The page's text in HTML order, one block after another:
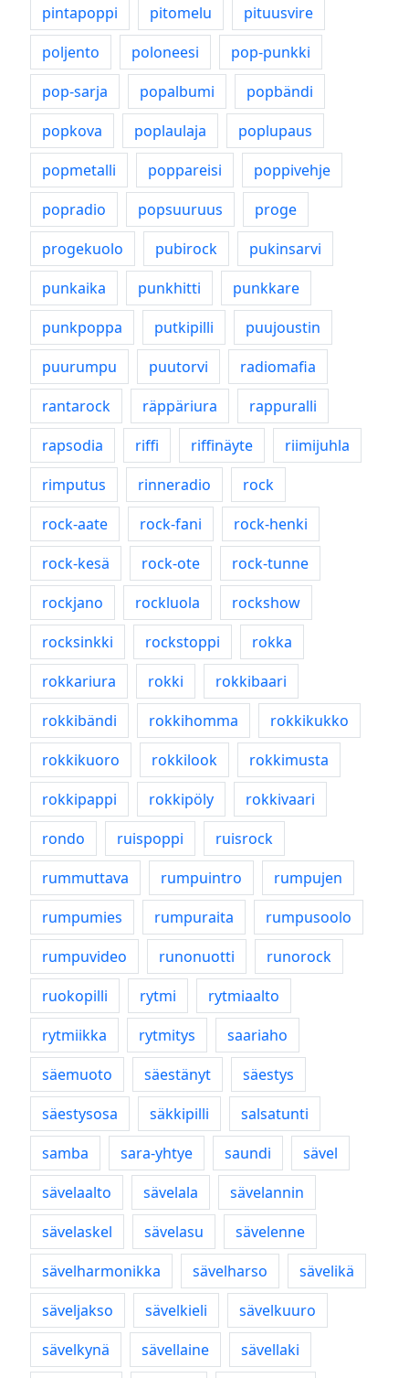
pintapoppi pitomelu
pituusvire
poljento
poloneesi
pop-punkki
pop-sarja
popalbumi
popbändi
popkova
poplaulaja
poplupaus
popmetalli
poppareisi
poppivehje
popradio
popsuuruus
proge
progekuolo
pubirock
pukinsarvi
punkaika
punkhitti
punkkare
punkpoppa
putkipilli
puujoustin
puurumpu
puutorvi
radiomafia
rantarock
räppäriura
rappuralli
rapsodia
riffi riffinäyte
riimijuhla
rimputus
rinneradio
rock
rock-aate
rock-fani
rock-henki
rock-kesä
rock-ote
rock-tunne
rockjano
rockluola
rockshow
rocksinkki
rockstoppi
rokka
rokkariura
rokki
rokkibaari
rokkibändi
rokkihomma
rokkikukko
rokkikuoro
rokkilook
rokkimusta
rokkipappi
rokkipöly
rokkivaari
rondo
ruispoppi
ruisrock
rummuttava
rumpuintro
rumpujen
rumpumies
rumpuraita
rumpusoolo
rumpuvideo
runonuotti
runorock
ruokopilli
rytmi
rytmiaalto
rytmiikka
rytmitys
saariaho
säemuoto
säestänyt
säestys
säestysosa
säkkipilli
salsatunti
samba
sara-yhtye saundi
sävel
sävelaalto
sävelala
sävelannin
sävelaskel
sävelasu
sävelenne
sävelharmonikka
sävelharso
sävelikä
säveljakso
sävelkieli
sävelkuuro
sävelkynä
sävellaine
sävellaki